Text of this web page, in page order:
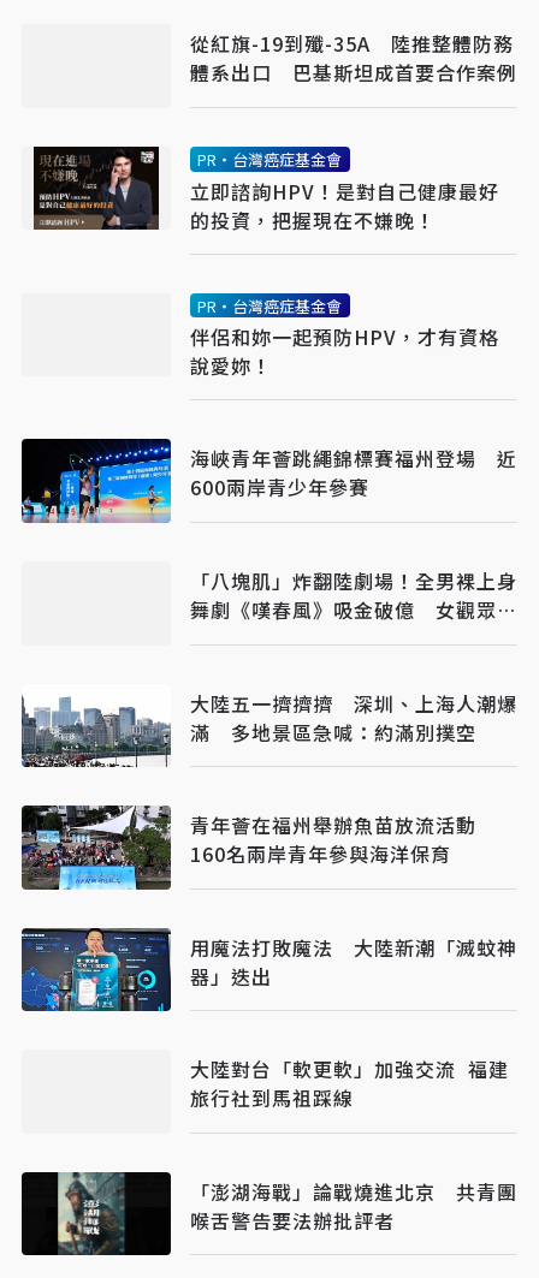
從紅旗-19到殲-35A 陸推整體防務
體系出口 巴基斯坦成首要合作案例
PR・台灣癌症基金會
立即諮詢HPV！是對自己健康最好
的投資，把握現在不嫌晚！
PR・台灣癌症基金會
伴侶和妳一起預防HPV，才有資格
說愛妳！
海峽青年薈跳繩錦標賽福州登場 近
600兩岸青少年參賽
「八塊肌」炸翻陸劇場！全男裸上身
舞劇《嘆春風》吸金破億 女觀眾狂
喊：終於懂武則天
大陸五一擠擠擠 深圳、上海人潮爆
滿 多地景區急喊：約滿別撲空
青年薈在福州舉辦魚苗放流活動
160名兩岸青年參與海洋保育
用魔法打敗魔法 大陸新潮「滅蚊神
器」迭出
大陸對台「軟更軟」加強交流 福建
旅行社到馬祖踩線
「澎湖海戰」論戰燒進北京 共青團
喉舌警告要法辦批評者